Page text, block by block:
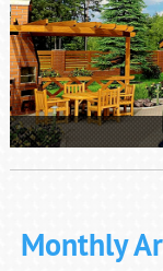
Monthly